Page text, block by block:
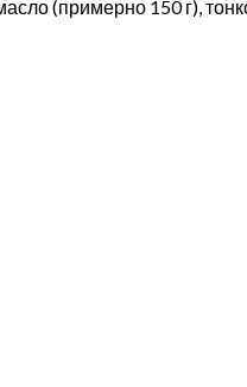
(примерно 150 г),